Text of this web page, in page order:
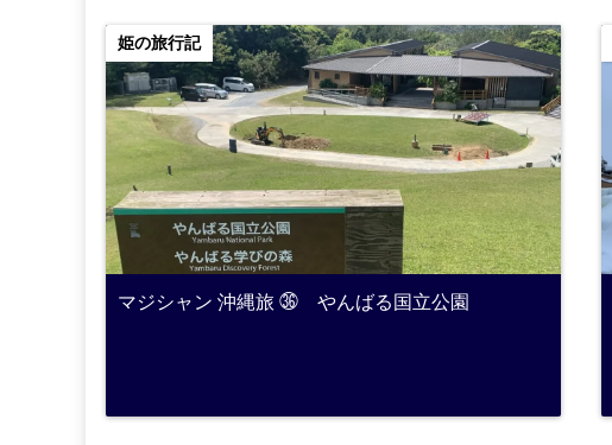
姫の旅行記
マジシャン 沖縄旅 ㊱ やんばる国立公園